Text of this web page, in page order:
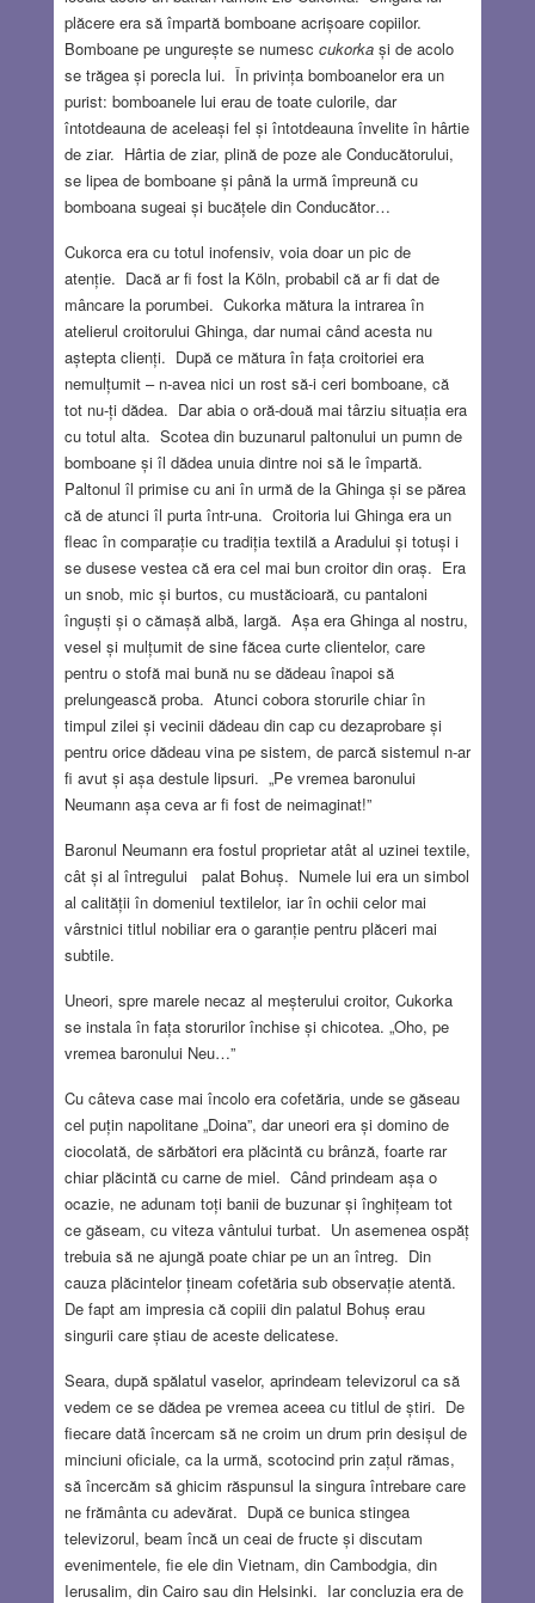
plăcere era să împartă bomboane acrișoare copiilor.
Bomboane pe ungurește se numesc cukorkași de acolo
se trăgea și porecla lui. În privința bomboanelor era un
purist: bomboanele lui erau de toate culorile, dar
întotdeauna de aceleași fel și întotdeauna învelite în hârtie
de ziar. Hârtia de ziar, plină de poze ale Conducătorului,
se lipea de bomboane și până la urmă împreună cu
bomboana sugeai și bucățele din Conducător…
Cukorca era cu totul inofensiv, voia doar un pic de
atenție. Dacă ar fi fost la Köln, probabil că ar fi dat de
mâncare la porumbei. Cukorka mătura la intrarea în
atelierul croitorului Ghinga, dar numai când acesta nu
aștepta clienți. După ce mătura în fața croitoriei era
nemulțumit – n-avea nici un rost să-i ceri bomboane, că
tot nu-ți dădea. Dar abia o oră-două mai târziu situația era
cu totul alta. Scotea din buzunarul paltonului un pumn de
bomboane și îl dădea unuia dintre noi să le împartă.
Paltonul îl primise cu ani în urmă de la Ghinga și se părea
că de atunci îl purta într-una. Croitoria lui Ghinga era un
fleac în comparație cu tradiția textilă a Aradului și totuși i
se dusese vestea că era cel mai bun croitor din oraș. Era
un snob, mic și burtos, cu mustăcioară, cu pantaloni
înguști și o cămașă albă, largă. Așa era Ghinga al nostru,
vesel și mulțumit de sine făcea curte clientelor, care
pentru o stofă mai bună nu se dădeau înapoi să
prelungească proba. Atunci cobora storurile chiar în
timpul zilei și vecinii dădeau din cap cu dezaprobare și
pentru orice dădeau vina pe sistem, de parcă sistemul n-ar
fi avut și așa destule lipsuri. „Pe vremea baronului
Neumann așa ceva ar fi fost de neimaginat!”
Baronul Neumann era fostul proprietar atât al uzinei textile,
cât și al întregului palat Bohuș. Numele lui era un simbol
al calității în domeniul textilelor, iar în ochii celor mai
vârstnici titlul nobiliar era o garanție pentru plăceri mai
subtile.
Uneori, spre marele necaz al meșterului croitor, Cukorka
se instala în fața storurilor închise și chicotea. „Oho, pe
vremea baronului Neu…”
Cu câteva case mai încolo era cofetăria, unde se găseau
cel puțin napolitane „Doina”, dar uneori era și domino de
ciocolată, de sărbători era plăcintă cu brânză, foarte rar
chiar plăcintă cu carne de miel. Când prindeam așa o
ocazie, ne adunam toți banii de buzunar și înghițeam tot
ce găseam, cu viteza vântului turbat. Un asemenea ospăț
trebuia să ne ajungă poate chiar pe un an întreg. Din
cauza plăcintelor țineam cofetăria sub observație atentă.
De fapt am impresia că copiii din palatul Bohuș erau
singurii care știau de aceste delicatese.
Seara, după spălatul vaselor, aprindeam televizorul ca să
vedem ce se dădea pe vremea aceea cu titlul de știri. De
fiecare dată încercam să ne croim un drum prin desișul de
minciuni oficiale, ca la urmă, scotocind prin zațul rămas,
să încercăm să ghicim răspunsul la singura întrebare care
ne frământa cu adevărat. După ce bunica stingea
televizorul, beam încă un ceai de fructe și discutam
evenimentele, fie ele din Vietnam, din Cambodgia, din
Ierusalim, din Cairo sau din Helsinki. Iar concluzia era de